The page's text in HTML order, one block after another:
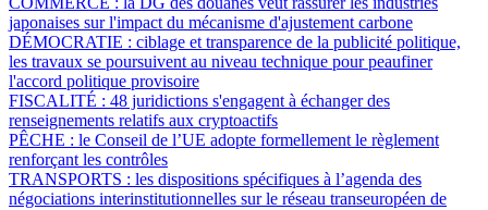
japonaises sur l'impact du mécanisme d'ajustement carbone
DÉMOCRATIE : ciblage et transparence de la publicité politique,
les travaux se poursuivent au niveau technique pour peaufiner
l'accord politique provisoire
FISCALITÉ : 48 juridictions s'engagent à échanger des
renseignements relatifs aux cryptoactifs
PÊCHE : le Conseil de l’UE adopte formellement le règlement
renforçant les contrôles
TRANSPORTS : les dispositions spécifiques à l’agenda des
négociations interinstitutionnelles sur le réseau transeuropéen de